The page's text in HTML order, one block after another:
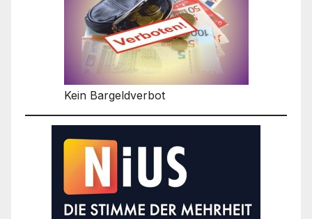
Kein Bargeldverbot